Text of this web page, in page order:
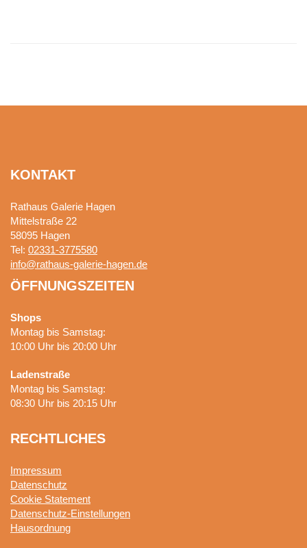
KONTAKT
Rathaus Galerie Hagen
Mittelstraße 22
58095 Hagen
Tel: 02331-3775580
info@rathaus-galerie-hagen.de
ÖFFNUNGSZEITEN
Shops
Montag bis Samstag:
10:00 Uhr bis 20:00 Uhr
Ladenstraße
Montag bis Samstag:
08:30 Uhr bis 20:15 Uhr
RECHTLICHES
Impressum
Datenschutz
Cookie Statement
Datenschutz-Einstellungen
Hausordnung